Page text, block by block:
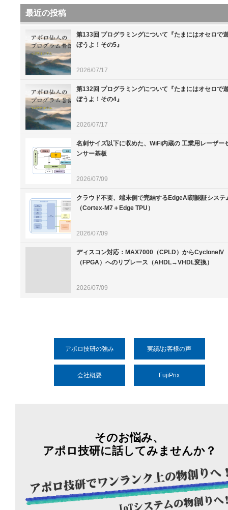
最近の投稿
第133回 プログラミングについて『たまにはオセロで
ぼうよ！その5』
2026/07/17
第132回 プログラミングについて『たまにはオセロで
ぼうよ！その4』
2026/07/17
名刺サイズ以下に収めた、WiFi内蔵の 工業用レーザー
ンサー基板
2026/07/09
クラウド不要、端末側で完結するEdgeAI顔認証システ
（Cortex-M7＋Edge TPU）
2026/07/09
ディスコン対応：MAX7000（CPLD）からCycloneⅣ
（FPGA）へのリプレース（AHDL→VHDL変換）
2026/07/09
アポロ技研の強み 実績/お客様の声
会社概要 FujiPrix
そのお悩み、
アポロ技研に話してみませんか？